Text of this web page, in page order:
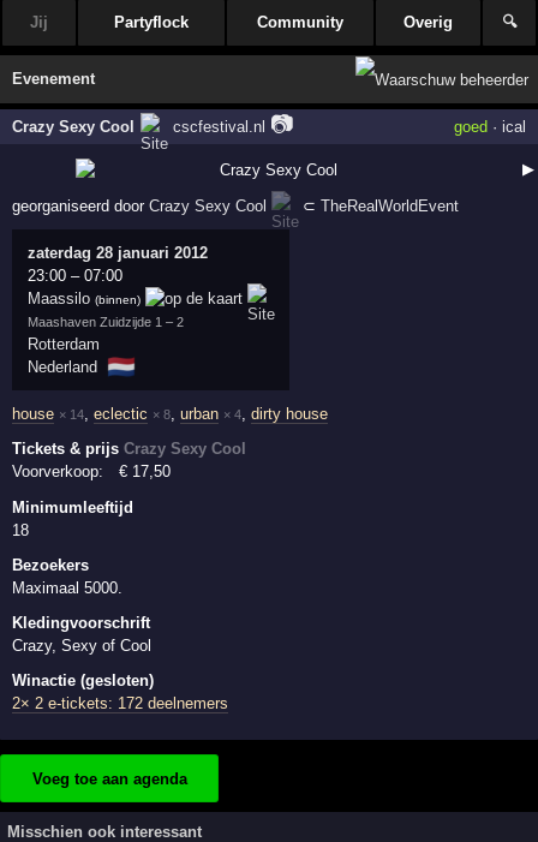
Jij Partyflock Community Overig 🔍
Evenement
Crazy Sexy Cool cscfestival.nl 📷 goed · ical
▶
georganiseerd doorCrazy Sexy Cool ⊂TheRealWorldEvent
zaterdag 28 januari 2012
23:00 –07:00
Maassilo (binnen)
Maashaven Zuidzijde 1 – 2
Rotterdam
Nederland
🇳🇱
house × 14,eclectic × 8,urban × 4,dirty house
Tickets & prijsCrazy Sexy Cool
Voorverkoop:
€ 17,50
Minimumleeftijd
18
Bezoekers
Maximaal 5000.
Kledingvoorschrift
Crazy, Sexy of Cool
Winactie (gesloten)
2× 2 e-tickets: 172 deelnemers
Voeg toe aan agenda
Misschien ook interessant